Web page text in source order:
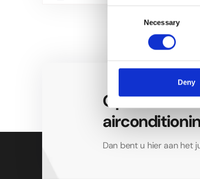
Necessary
Deny
Op zoek
Dan bent u hier aan het